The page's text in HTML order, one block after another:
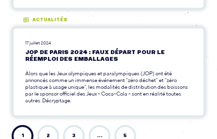
ACTUALITÉS
17 juillet 2024
JOP DE PARIS 2024 : FAUX DÉPART POUR LE
RÉEMPLOI DES EMBALLAGES
Alors que les Jeux olympiques et paralympiques (JOP) ont été
annoncés comme un immense événement “zéro déchet” et “zéro
plastique à usage unique”, les modalités de distribution des boissons
par le sponsor officiel des Jeux - Coca-Cola - sont en réalité toutes
autres. Décryptage.
1 2 3 … 5